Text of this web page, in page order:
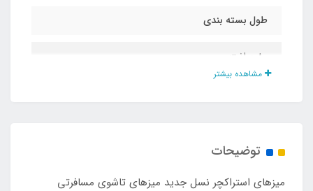
طول بسته بندی
۸۰ سانت
مشاهده بیشتر
توضیحات
میزهای استراکچر نسل جدید میزهای تاشوی مسافرتی